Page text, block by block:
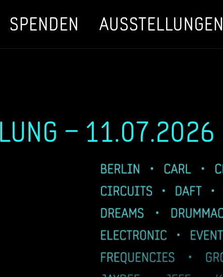
SPENDEN AUSSTELLUNGEN
– 11.07.2026